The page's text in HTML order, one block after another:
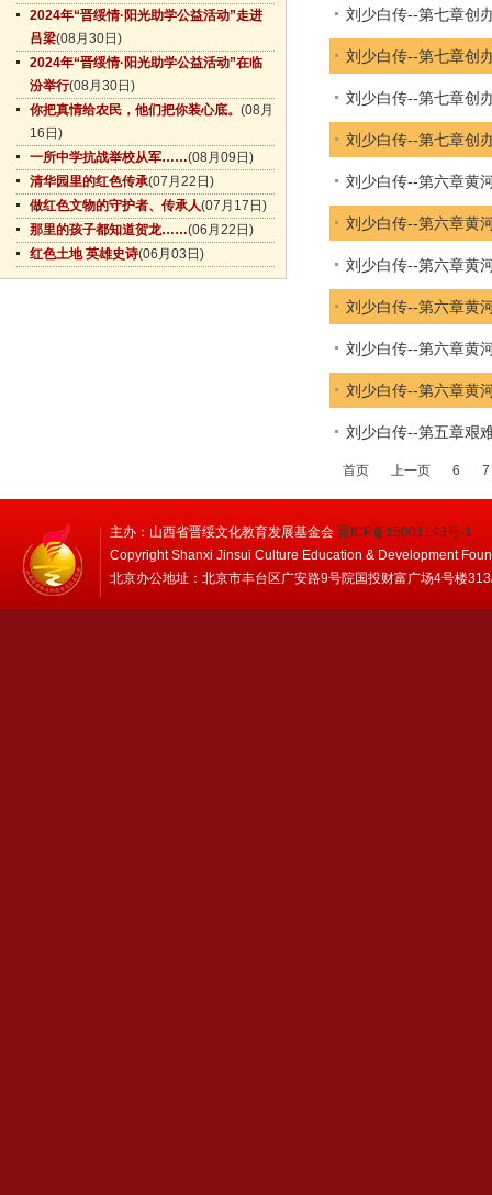
2024年“晋绥情·阳光助学公益活动”走进
吕梁(08月30日)
2024年“晋绥情·阳光助学公益活动”在临
汾举行(08月30日)
你把真情给农民，他们把你装心底。 (08月
16日)
一所中学抗战举校从军……(08月09日)
清华园里的红色传承(07月22日)
做红色文物的守护者、传承人(07月17日)
那里的孩子都知道贺龙……(06月22日)
红色土地 英雄史诗(06月03日)
刘少白传--第七章创
刘少白传--第七章创
刘少白传--第七章创
刘少白传--第七章创
刘少白传--第六章黄
刘少白传--第六章黄
刘少白传--第六章黄
刘少白传--第六章黄
刘少白传--第六章黄
刘少白传--第六章黄
刘少白传--第五章艰
首页 上一页 6 7
主办：山西省晋绥文化教育发展基金会 晋ICP备15001143号-1
Copyright Shanxi Jinsui Culture Education & Development
北京办公地址：北京市丰台区广安路9号院国投财富广场4号楼